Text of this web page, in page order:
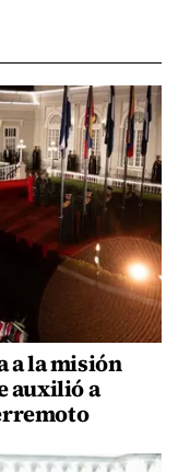
a la misión
auxilió a